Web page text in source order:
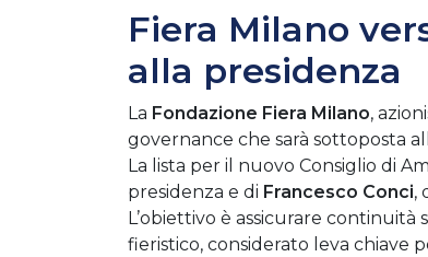
Fiera Milano
alla presidenza
La Fondazione Fiera Milano,
governance che sarà sottoposta
La lista per il nuovo Consiglio di
presidenza e di Francesco Conci,
L’obiettivo è assicurare
fieristico, considerato leva chiave